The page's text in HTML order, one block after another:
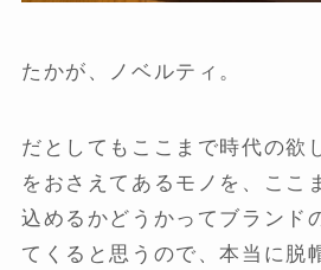
たかが、ノベルティ。
だとしてもここまで時代の欲
をおさえてあるモノを、ここ
込めるかどうかってブランド
てくると思うので、本当に脱